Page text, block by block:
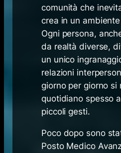
comunità che
crea in un
Ogni persona,
da realtà diverse,
un unico
relazioni
giorno per giorno si
quotidiano spesso
piccoli gesti.
Poco dopo sono
Posto Medico